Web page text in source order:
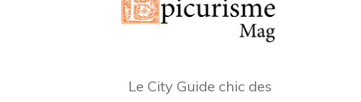
Le City Guide chic des